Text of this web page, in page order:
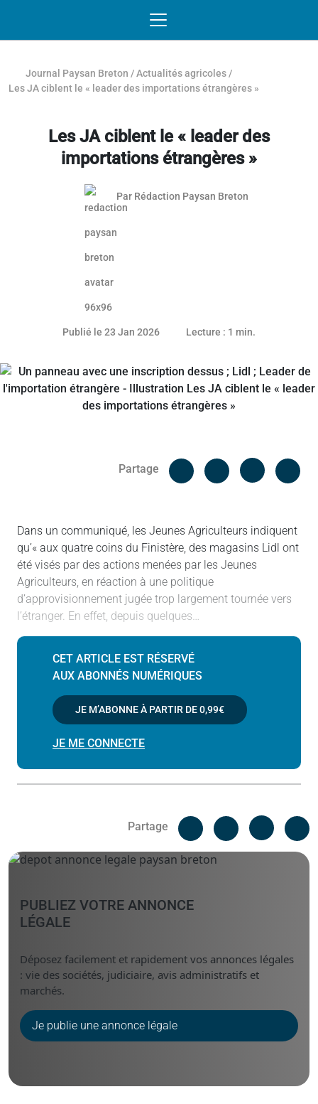
Journal Paysan Breton /Actualités agricoles /
Les JA ciblent le « leader des importations étrangères »
Les JA ciblent le « leader des
importations étrangères »
Article réservé aux abonnés
Par Rédaction Paysan Breton
Publié le 23 Jan 202621 janvier 2026
Lecture : 1 min.
Partage
Facebook
Dans un communiqué, les Jeunes Agriculteurs indiquent
qu’« aux quatre coins du Finistère, des magasins Lidl ont
été visés par des actions menées par les Jeunes
Agriculteurs, en réaction à une politique
d’approvisionnement jugée trop largement tournée vers
l’étranger. En effet, depuis quelques…
CET ARTICLE EST RÉSERVÉ
AUX ABONNÉS NUMÉRIQUES
JE M’ABONNE À PARTIR DE0,99€
JE ME CONNECTE
Partage
Facebook
Linked
PUBLIEZ VOTRE ANNONCE
LÉGALE
Déposez facilement et rapidement vos annonces légales
: vie des sociétés, judiciaire, avis administratifs et
marchés.
Je publie une annonce légale